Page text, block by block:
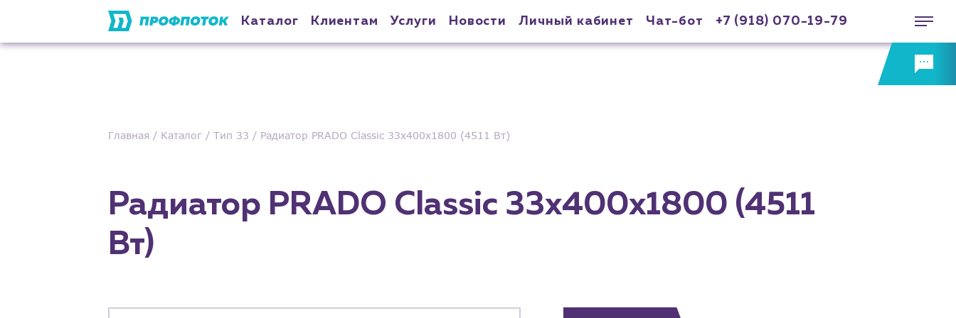
Каталог Клиентам Услуги Новости Личный кабинет Чат-бот +7 (918) 070-19-79
Главная Каталог Тип 33 Радиатор PRADO Classic 33х400х1800 (4511 Вт)
Радиатор PRADO Classic 33х400х1800 (4511
Вт)